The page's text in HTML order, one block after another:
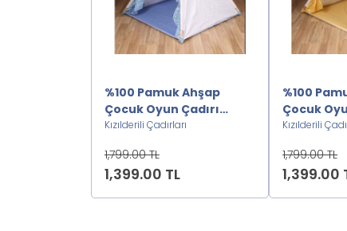
%100 Pamuk Ahşap
Çocuk Oyun Çadırı
Kızılderili-Mavi2222222
Kızılderili Çadırları
1,799.00 TL
1,399.00 TL
%100
Çocuk
Kızılderili-
Kızılderili
1,799.00 TL
1,399.00